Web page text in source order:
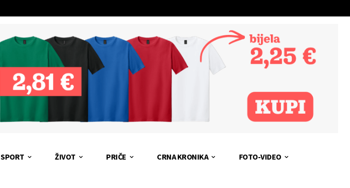
SPORT ŽIVOT PRIČE CRNA KRONIKA FOTO-VIDEO